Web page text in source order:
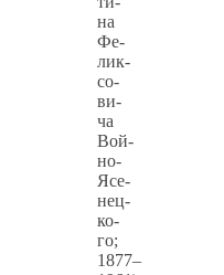
на
Фе­
лик­
со­
ви­
ча
Вой­
но-
Ясе­
нец­
ко­
го;
1877–